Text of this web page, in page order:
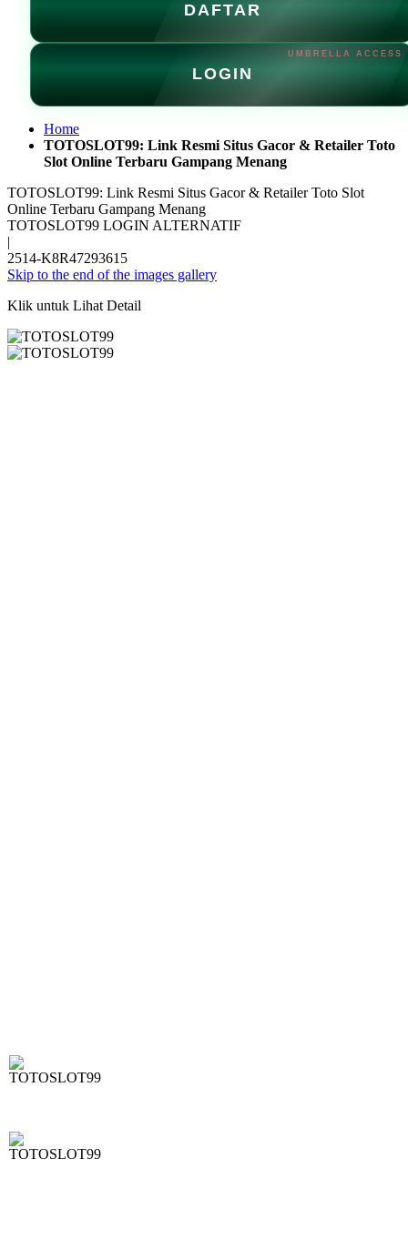
DAFTAR
LOGIN
Home
TOTOSLOT99: Link Resmi Situs Gacor & Retailer Toto
Slot Online Terbaru Gampang Menang
TOTOSLOT99: Link Resmi Situs Gacor & Retailer Toto Slot
Online Terbaru Gampang Menang
TOTOSLOT99 LOGIN ALTERNATIF
|
2514-K8R47293615
Skip to the end of the images gallery
Klik untuk Lihat Detail